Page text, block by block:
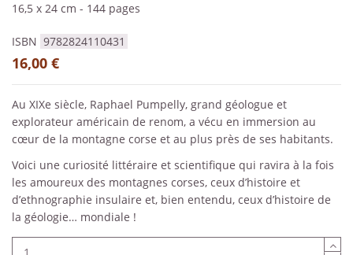
16,5 x 24 cm - 144 pages
ISBN 9782824110431
16,00 €
Au XIXe siècle, Raphael Pumpelly, grand géologue et
explorateur américain de renom, a vécu en immersion au
cœur de la montagne corse et au plus près de ses habitants.
Voici une curiosité littéraire et scientifique qui ravira à la fois
les amoureux des montagnes corses, ceux d’histoire et
d’ethnographie insulaire et, bien entendu, ceux d’histoire de
la géologie… mondiale !